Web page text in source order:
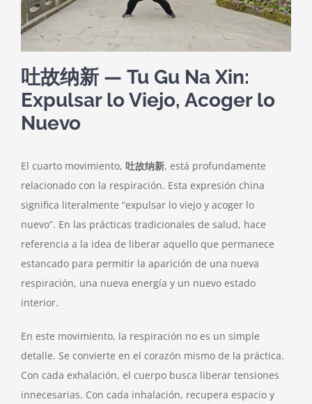
吐故纳新 — Tu Gu Na Xin:
Expulsar lo Viejo, Acoger lo
Nuevo
El cuarto movimiento, 吐故纳新, está profundamente
relacionado con la respiración. Esta expresión china
significa literalmente “expulsar lo viejo y acoger lo
nuevo”. En las prácticas tradicionales de salud, hace
referencia a la idea de liberar aquello que permanece
estancado para permitir la aparición de una nueva
respiración, una nueva energía y un nuevo estado
interior.
En este movimiento, la respiración no es un simple
detalle. Se convierte en el corazón mismo de la práctica.
Con cada exhalación, el cuerpo busca liberar tensiones
innecesarias. Con cada inhalación, recupera espacio y